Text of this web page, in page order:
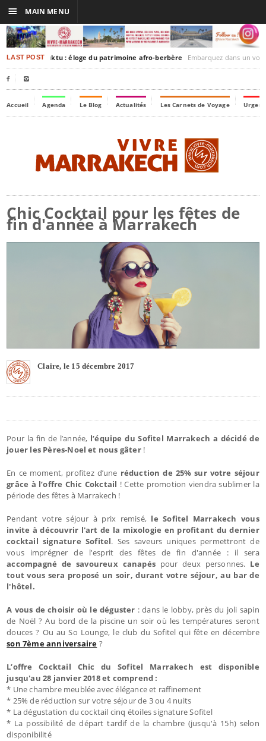
LAST POSTTimbuktu : éloge du patrimoine afro-berbère Embarquez dans un voyage culturel dans le
 
Accueil Agenda Le Blog Actualités Les Carnets de Voyage
Chic Cocktail pour les fêtes de
fin d'année à Marrakech
Claire, le 15 décembre 2017
Pour la fin de l’année, l’équipe du Sofitel Marrakech a décidé de
jouer les Pères-Noel et nous gâter!
En ce moment, profitez d’une réduction de 25% sur votre séjour
grâce à l’offre Chic Cokctail ! Cette promotion viendra sublimer la
période des fêtes à Marrakech !
Pendant votre séjour à prix remisé,le Sofitel Marrakech vous
invite à découvrir l'art de la mixologie en profitant du dernier
cocktail signature Sofitel. Ses saveurs uniques permettront de
vous imprégner de l'esprit des fêtes de fin d'année : il sera
accompagné de savoureux canapéspour deux personnes. Le
tout vous sera proposé un soir, durant votre séjour, au bar de
l'hôtel.
A vous de choisir où le déguster : dans le lobby, près du joli sapin
de Noël ? Au bord de la piscine un soir où les températures seront
douces ? Ou au So Lounge, le club du Sofitel qui fête en décembre
son 7ème anniversaire ?
L’offre Cocktail Chic du Sofitel Marrakech est disponible
jusqu'au 28 janvier 2018 et comprend :
* Une chambre meublée avec élégance et raffinement
* 25% de réduction sur votre séjour de 3 ou 4 nuits
* La dégustation du cocktail cinq étoiles signature Sofitel
* La possibilité de départ tardif de la chambre (jusqu'à 15h) selon
disponibilité
☰ MAIN MENU